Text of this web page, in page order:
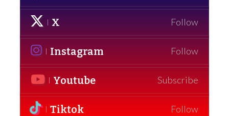
X Follow
Instagram Follow
Youtube Subscribe
Tiktok Follow